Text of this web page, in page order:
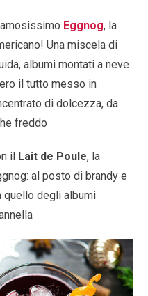
Eggnog, la
Una miscela di
albumi montati a neve
il tutto messo in
di dolcezza, da
freddo
il Lait de Poule, la
al posto di brandy e
quello degli albumi